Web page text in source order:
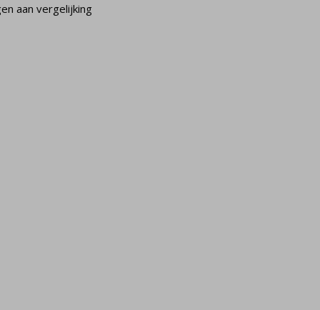
aan vergelijking